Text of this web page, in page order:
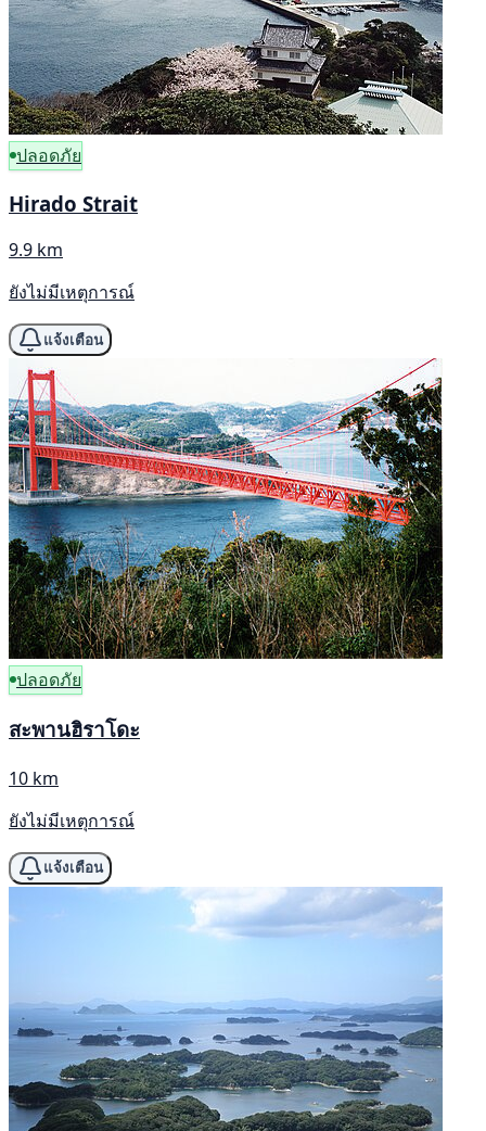
ปลอดภัย
Hirado Strait
9.9 km
ยังไม่มีเหตุการณ์
แจ้งเตือน
ปลอดภัย
สะพานฮิราโดะ
10 km
ยังไม่มีเหตุการณ์
แจ้งเตือน